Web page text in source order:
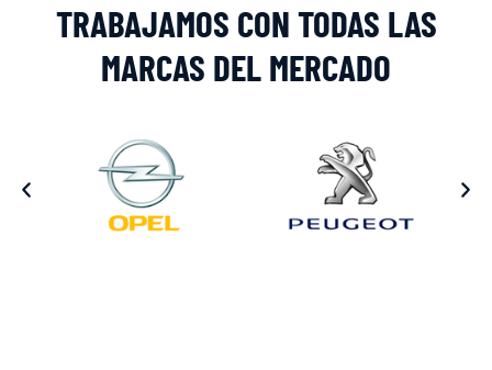
TRABAJAMOS CON TODAS LAS
MARCAS DEL MERCADO